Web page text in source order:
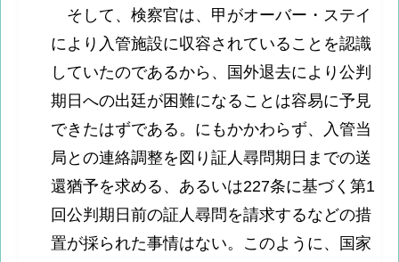
そして、検察官は、甲がオーバー・ステイ
により入管施設に収容されていることを認識
していたのであるから、国外退去により公判
期日への出廷が困難になることは容易に予見
できたはずである。にもかかわらず、入管当
局との連絡調整を図り証人尋問期日までの送
還猶予を求める、あるいは227条に基づく第1
回公判期日前の証人尋問を請求するなどの措
置が採られた事情はない。このように、国家